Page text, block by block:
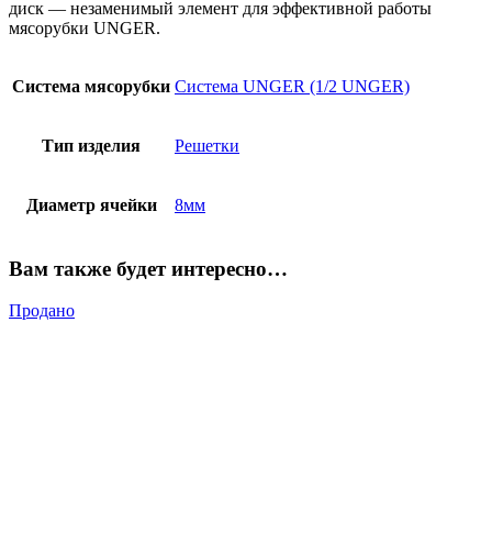
диск — незаменимый элемент для эффективной работы
мясорубки UNGER.
Система мясорубки Система UNGER (1/2 UNGER)
Тип изделия Решетки
Диаметр ячейки 8мм
Вам также будет интересно…
Продано